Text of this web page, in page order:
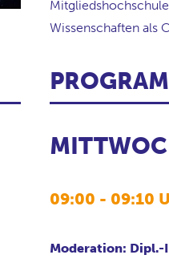
Wissenschaften als
09:00 - 09:10
Moderation: Dipl.-